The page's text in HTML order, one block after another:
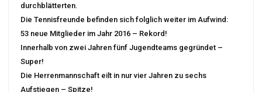
durchblätterten.
Die Tennisfreunde befinden sich folglich weiter im Aufwind:
53 neue Mitglieder im Jahr 2016 – Rekord!
Innerhalb von zwei Jahren fünf Jugendteams gegründet –
Super!
Die Herrenmannschaft eilt in nur vier Jahren zu sechs
Aufstiegen – Spitze!